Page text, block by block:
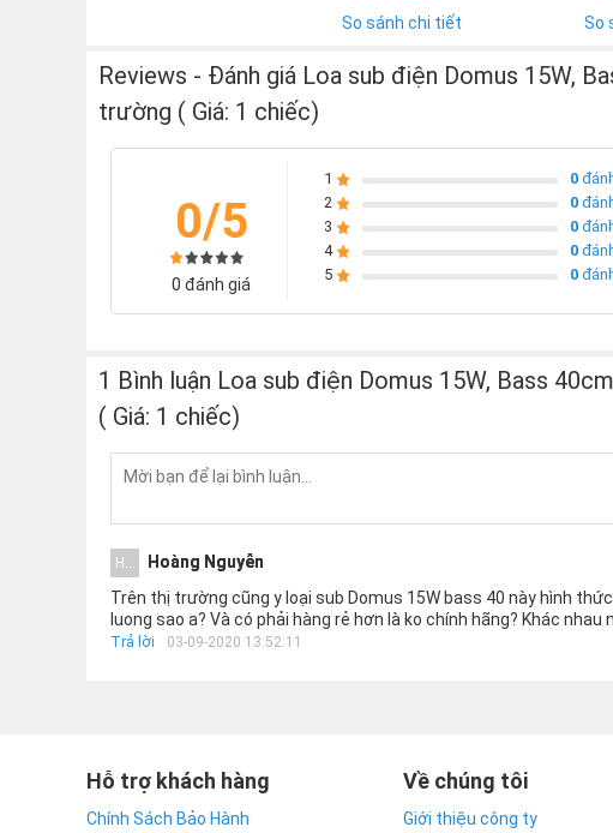
So sánh chi tiết So
Reviews - Đánh giá Loa sub điện Domus 15W,
trường ( Giá: 1 chiếc)
0/5
0 đánh giá
1 0
2
0
3
0
4
0
5
0
1 Bình luận Loa sub điện Domus 15W, Bass
( Giá: 1 chiếc)
H...
Hoàng Nguyễn
Trên thị trường cũng y loại sub Domus 15W bass 40 này hình
luong sao a? Và có phải hàng rẻ hơn là ko chính hãng? Khác nhau
Trả lời 03-09-2020 13:52:11
Hỗ trợ khách hàng
Chính Sách Bảo Hành
Về chúng tôi
Giới thiệu công ty